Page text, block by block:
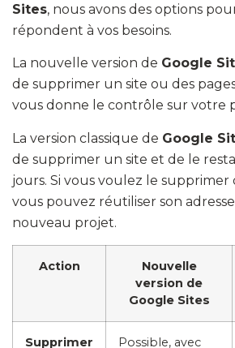
Sites, nous avons des options
répondent à vos besoins.
La nouvelle version de Google
de supprimer un site ou des
vous donne le contrôle sur votre
La version classique de Google
de supprimer un site et de le
jours. Si vous voulez le
vous pouvez réutiliser son
nouveau projet.
Action
Nouvelle
version de
Google Sites
Supprimer Possible, avec